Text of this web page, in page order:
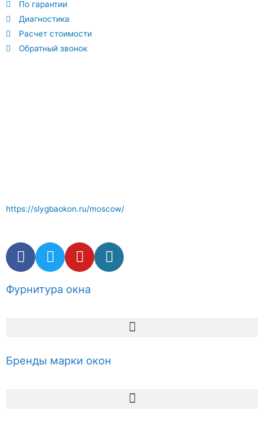
https://slygbaokon.ru/moscow/
По гарантии
Диагностика
Расчет стоимости
Обратный звонок
Фурнитура окна
Бренды марки окон